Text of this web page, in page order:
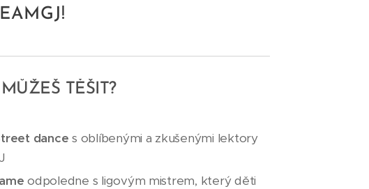
TĚŠIT?
dance s oblíbenými a zkušenými lektory
odpoledne s ligovým mistrem, který děti